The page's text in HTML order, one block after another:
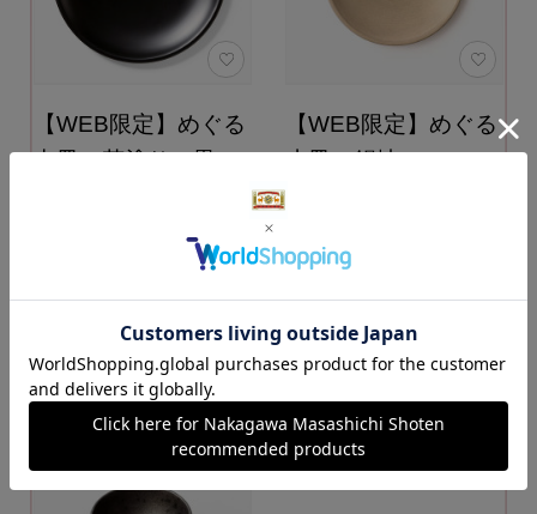
【WEB限定】めぐる
中皿 花塗り・黒
（税込）
カートに入れる
【WEB限定】めぐる
小皿 錫地 17㎝
カートに入れる